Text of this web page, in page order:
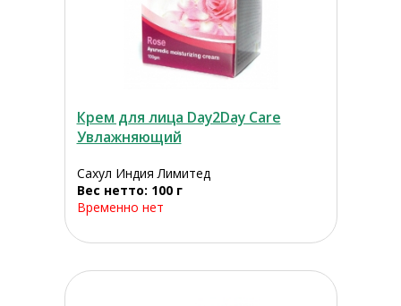
Крем для лица Day2Day Care
Увлажняющий
Сахул Индия Лимитед
Вес нетто: 100 г
Временно нет